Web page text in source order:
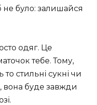
не було: залишайся
одяг. Це
тебе. Тому,
стильні сукні чи
вона буде завжди